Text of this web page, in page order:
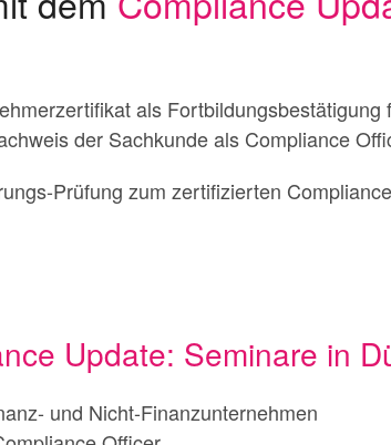
als Fortbildungsbestätigung
der Sachkunde als Compliance
Prüfung zum zertifizierten
Update: Seminare in
und Nicht-Finanzunternehmen